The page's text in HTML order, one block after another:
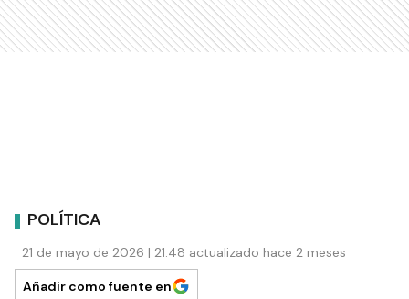
POLÍTICA
21 de mayo de 2026 | 21:48 actualizado hace 2 meses
Añadir como fuente en